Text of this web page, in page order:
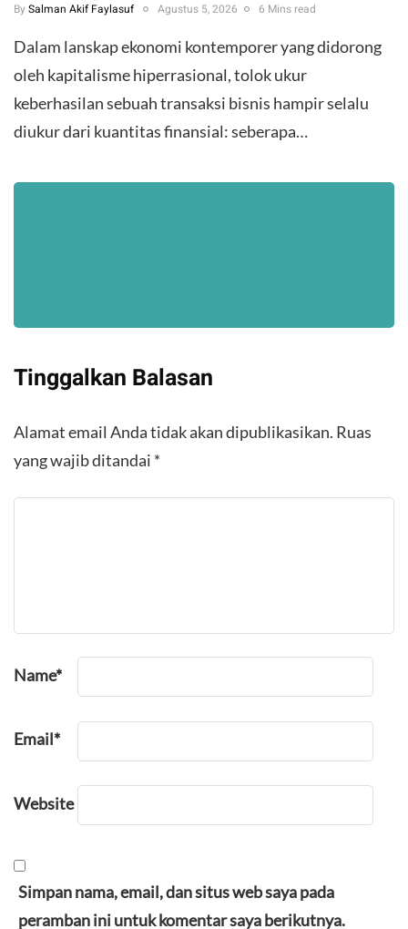
By Salman Akif Faylasuf Agustus 5, 2026 6 Mins read
Dalam lanskap ekonomi kontemporer yang didorong
oleh kapitalisme hiperrasional, tolok ukur
keberhasilan sebuah transaksi bisnis hampir selalu
diukur dari kuantitas finansial: seberapa…
Tinggalkan Balasan
Alamat email Anda tidak akan dipublikasikan. Ruas
yang wajib ditandai *
Name*
Email*
Website
Simpan nama, email, dan situs web saya pada
peramban ini untuk komentar saya berikutnya.